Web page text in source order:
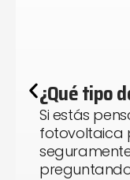
¿Qué tipo
Si estás
fotovoltaica